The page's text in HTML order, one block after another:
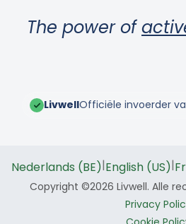
The power of
LivwellOfficiële invoerder
Copyright ©2026 Livwell. Alle
Privacy
Nederlands (BE)|English (US)|